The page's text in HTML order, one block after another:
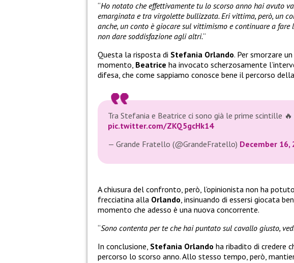
“Ho notato che effettivamente tu lo scorso anno hai avuto
emarginata e tra virgolette bullizzata. Eri vittima, però, un
anche, un conto è giocare sul vittimismo e continuare a
non dare soddisfazione agli altri.“
Questa la risposta di Stefania Orlando. Per smorzare
momento, Beatrice ha invocato scherzosamente
difesa, che come sappiamo conosce bene il percorso della
Tra Stefania e Beatrice ci sono già le prime scintille 🔥
pic.twitter.com/ZKQ5gcHk14
— Grande Fratello (@GrandeFratello) December 16,
A chiusura del confronto, però, l’opinionista non ha
frecciatina alla Orlando, insinuando di essersi giocata
momento che adesso è una nuova concorrente.
“Sono contenta per te che hai puntato sul cavallo giusto,
In conclusione, Stefania Orlando ha ribadito di credere
percorso lo scorso anno. Allo stesso tempo, però,